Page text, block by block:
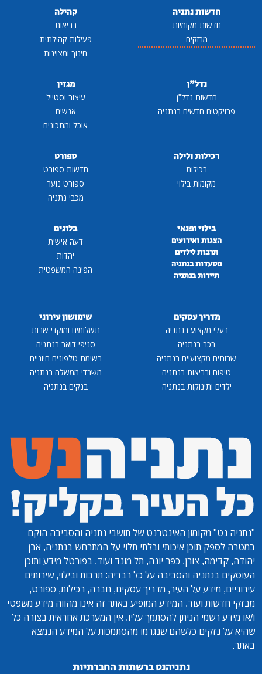
חדשות נתניה
חדשות מקומיות
מבזקים
קהילה
בריאות
פעילות קהילתית
חינוך ומצוינות
נדל"ן
חדשות נדל"ן
פרויקטים חדשים בנתניה
מגזין
עיצוב וסטייל
אנשים
אוכל ומתכונים
רכילות ולילה
רכילות
מקומות בילוי
ספורט
חדשות ספורט
ספורט נוער
מכבי נתניה
בילוי ופנאי
הצגות ואירועים
תרבות לילדים
מסעדות בנתניה
תיירות בנתניה
...
בלוגים
דעה אישית
יהדות
הפינה המשפטית
מדריך עסקים
בעלי מקצוע בנתניה
רכב בנתניה
שרותים מקצועיים בנתניה
טיפוח ובריאות בנתניה
ילדים ותינוקות בנתניה
...
שימושון עירוני
תשלומים ומוקדי שרות
סניפי דואר בנתניה
רשימת טלפונים חיוניים
משרדי ממשלה בנתניה
בנקים בנתניה
...
"נתניה נט" מקומון האינטרנט של תושבי נתניה והסביבה הוקם
במטרה לספק תוכן איכותי ובלתי תלוי על המתרחש בנתניה, אבן
יהודה, קדימה, צורן, כפר יונה, תל מונד ועוד. בפורטל מידע ותוכן
העוסקים בנתניה והסביבה על כל רבדיה: תרבות ובילוי, שירותים
עירוניים, מידע על העיר, מדריך עסקים, חברה, רכילות, ספורט,
מבזקי חדשות ועוד. המידע המופיע באתר זה אינו מהווה מידע משפטי
ו/או מידע רשמי הניתן להסתמך עליו. אין המערכת אחראית בצורה כל
שהיא על נזקים כלשהם שנגרמו מהסתמכות על המידע הנמצא
באתר.
נתניהנט ברשתות החברתיות